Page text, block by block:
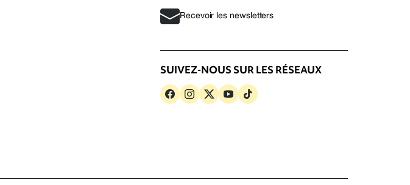
Recevoir les newsletters
SUIVEZ-NOUS SUR LES RÉSEAUX